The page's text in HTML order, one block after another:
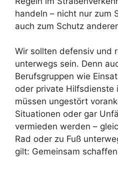
handeln – nicht nur zum
auch zum Schutz
Wir sollten defensiv und
unterwegs sein. Denn
Berufsgruppen wie
oder private Hilfsdienste
müssen ungestört
Situationen oder gar
vermieden werden –
Rad oder zu Fuß
gilt: Gemeinsam